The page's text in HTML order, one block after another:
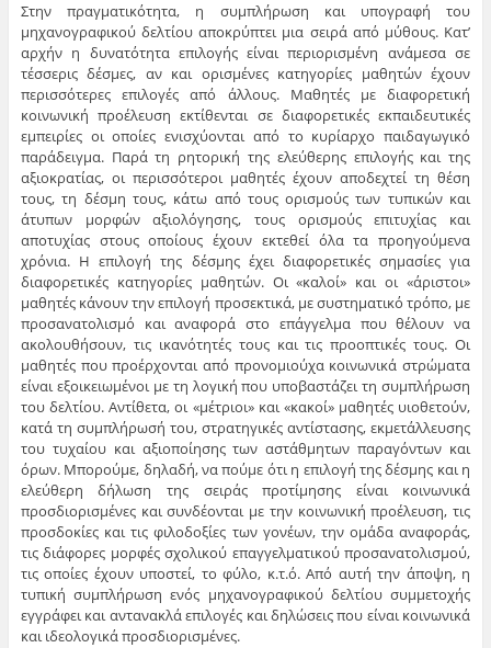
Στην πραγματικότητα, η συμπλήρωση και υπογραφή του
μηχανογραφικού δελτίου αποκρύπτει μια σειρά από μύθους. Κατ’
αρχήν η δυνατότητα επιλογής είναι περιορισμένη ανάμεσα σε
τέσσερις δέσμες, αν και ορισμένες κατηγορίες μαθητών έχουν
περισσότερες επιλογές από άλλους. Μαθητές με διαφορετική
κοινωνική προέλευση εκτίθενται σε διαφορετικές εκπαιδευτικές
εμπειρίες οι οποίες ενισχύονται από το κυρίαρχο παιδαγωγικό
παράδειγμα. Παρά τη ρητορική της ελεύθερης επιλογής και της
αξιοκρατίας, οι περισσότεροι μαθητές έχουν αποδεχτεί τη θέση
τους, τη δέσμη τους, κάτω από τους ορισμούς των τυπικών και
άτυπων μορφών αξιολόγησης, τους ορισμούς επιτυχίας και
αποτυχίας στους οποίους έχουν εκτεθεί όλα τα προηγούμενα
χρόνια. Η επιλογή της δέσμης έχει διαφορετικές σημασίες για
διαφορετικές κατηγορίες μαθητών. Οι «καλοί» και οι «άριστοι»
μαθητές κάνουν την επιλογή προσεκτικά, με συστηματικό τρόπο, με
προσανατολισμό και αναφορά στο επάγγελμα που θέλουν να
ακολουθήσουν, τις ικανότητές τους και τις προοπτικές τους. Οι
μαθητές που προέρχονται από προνομιούχα κοινωνικά στρώματα
είναι εξοικειωμένοι με τη λογική που υποβαστάζει τη συμπλήρωση
του δελτίου. Αντίθετα, οι «μέτριοι» και «κακοί» μαθητές υιοθετούν,
κατά τη συμπλήρωσή του, στρατηγικές αντίστασης, εκμετάλλευσης
του τυχαίου και αξιοποίησης των αστάθμητων παραγόντων και
όρων. Μπορούμε, δηλαδή, να πούμε ότι η επιλογή της δέσμης και η
ελεύθερη δήλωση της σειράς προτίμησης είναι κοινωνικά
προσδιορισμένες και συνδέονται με την κοινωνική προέλευση, τις
προσδοκίες και τις φιλοδοξίες των γονέων, την ομάδα αναφοράς,
τις διάφορες μορφές σχολικού επαγγελματικού προσανατολισμού,
τις οποίες έχουν υποστεί, το φύλο, κ.τ.ό. Από αυτή την άποψη, η
τυπική συμπλήρωση ενός μηχανογραφικού δελτίου συμμετοχής
εγγράφει και αντανακλά επιλογές και δηλώσεις που είναι κοινωνικά
και ιδεολογικά προσδιορισμένες.